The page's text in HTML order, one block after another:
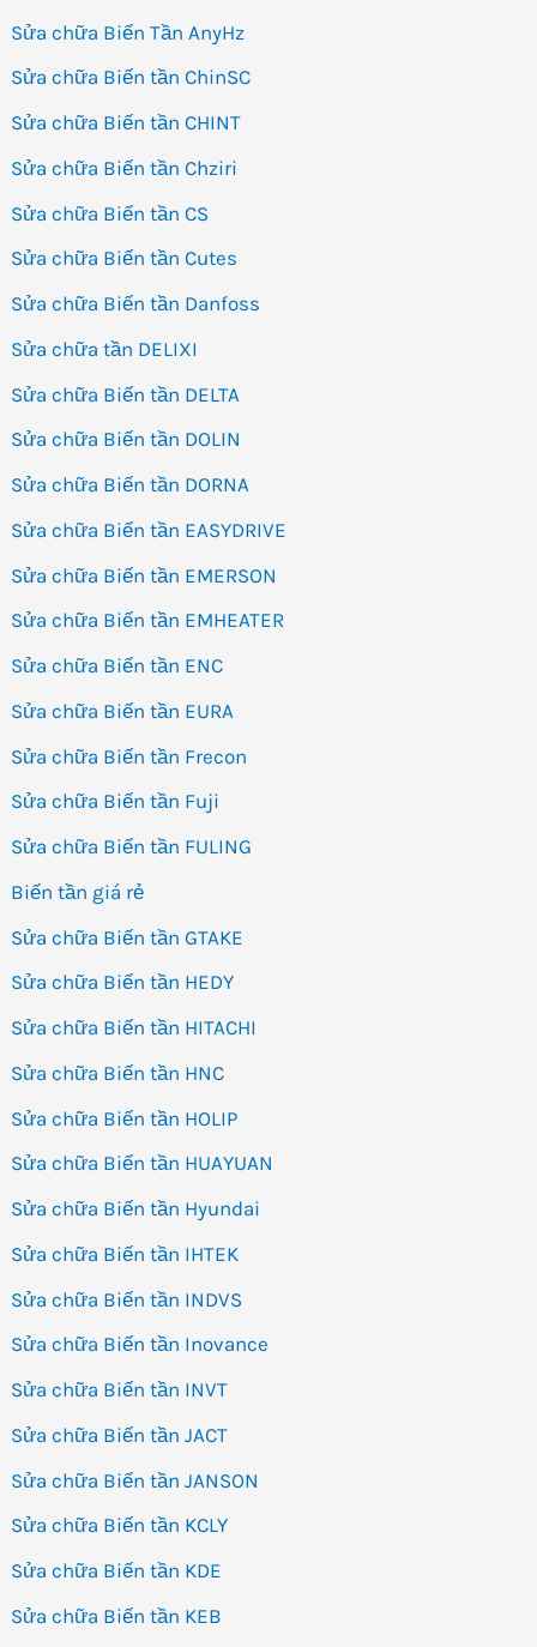
Sửa chữa Biến Tần AnyHz
Sửa chữa Biến tần ChinSC
Sửa chữa Biến tần CHINT
Sửa chữa Biến tần Chziri
Sửa chữa Biến tần CS
Sửa chữa Biến tần Cutes
Sửa chữa Biến tần Danfoss
Sửa chữa tần DELIXI
Sửa chữa Biến tần DELTA
Sửa chữa Biến tần DOLIN
Sửa chữa Biến tần DORNA
Sửa chữa Biến tần EASYDRIVE
Sửa chữa Biến tần EMERSON
Sửa chữa Biến tần EMHEATER
Sửa chữa Biến tần ENC
Sửa chữa Biến tần EURA
Sửa chữa Biến tần Frecon
Sửa chữa Biến tần Fuji
Sửa chữa Biến tần FULING
Biến tần giá rẻ
Sửa chữa Biến tần GTAKE
Sửa chữa Biến tần HEDY
Sửa chữa Biến tần HITACHI
Sửa chữa Biến tần HNC
Sửa chữa Biến tần HOLIP
Sửa chữa Biến tần HUAYUAN
Sửa chữa Biến tần Hyundai
Sửa chữa Biến tần IHTEK
Sửa chữa Biến tần INDVS
Sửa chữa Biến tần Inovance
Sửa chữa Biến tần INVT
Sửa chữa Biến tần JACT
Sửa chữa Biến tần JANSON
Sửa chữa Biến tần KCLY
Sửa chữa Biến tần KDE
Sửa chữa Biến tần KEB